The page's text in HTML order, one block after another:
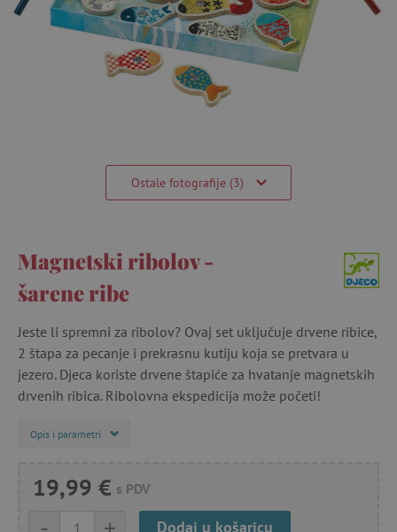
Ostale fotografije (3)
Magnetski ribolov -
šarene ribe
Jeste li spremni za ribolov? Ovaj set uključuje drvene ribice,
2 štapa za pecanje i prekrasnu kutiju koja se pretvara u
jezero. Djeca koriste drvene štapiće za hvatanje magnetskih
drvenih ribica. Ribolovna ekspedicija može početi!
Opis i parametri
19,99 € s PDV
Dodaj u košaricu